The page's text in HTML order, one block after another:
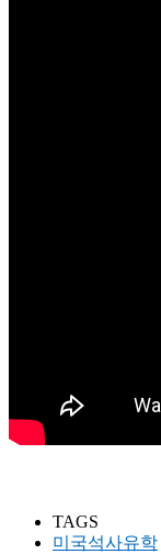
TAGS
미국석사유학